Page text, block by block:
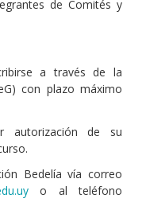
de Comités y
a través de la
con plazo máximo
autorización de su
Bedelía vía correo
o al teléfono